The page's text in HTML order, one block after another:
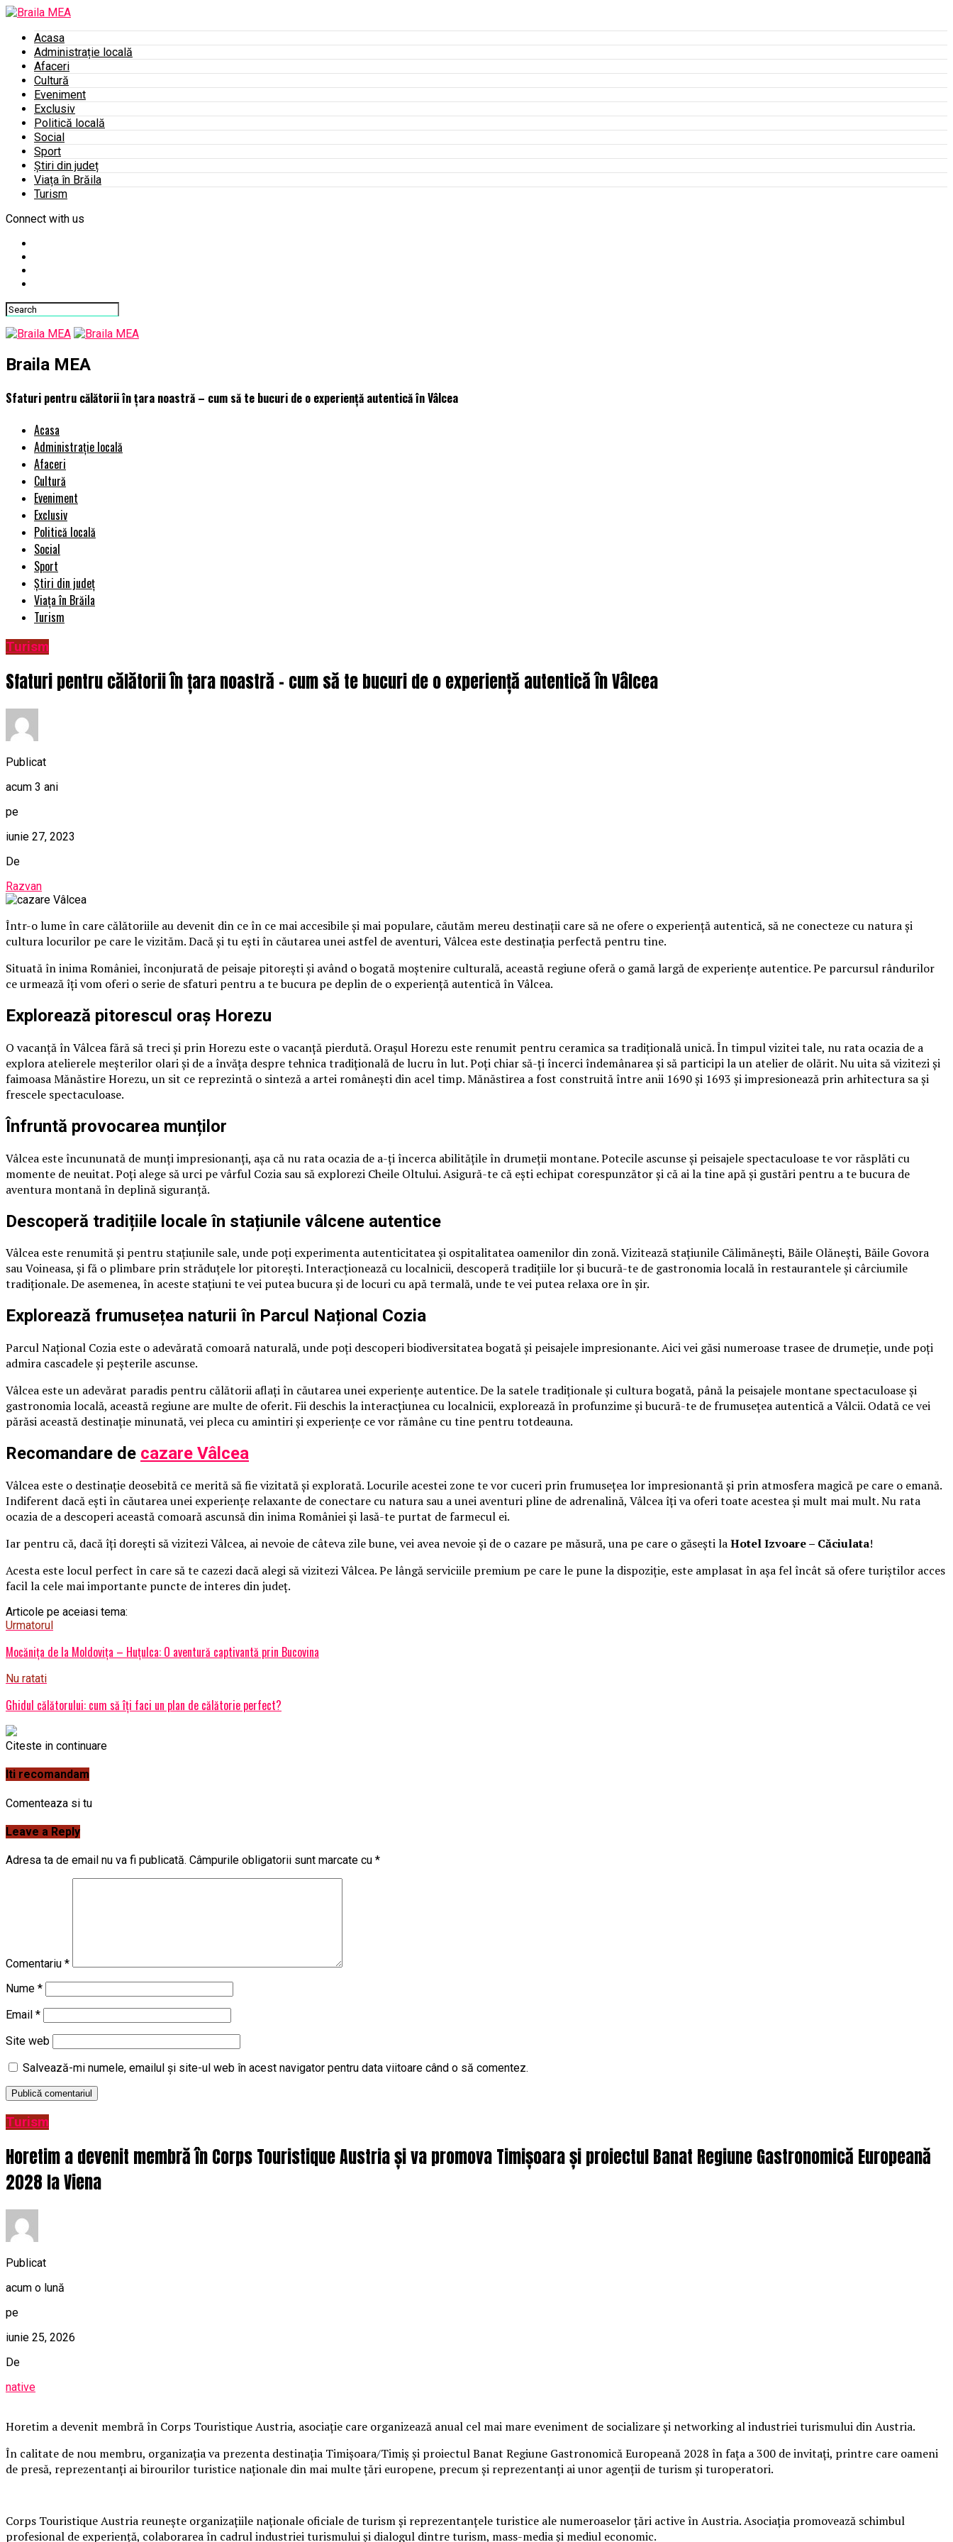
Acasa
Administrație locală
Afaceri
Cultură
Eveniment
Exclusiv
Politică locală
Social
Sport
Știri din județ
Viața în Brăila
Turism
Connect with us
Braila MEA
Sfaturi pentru călătorii în țara noastră – cum să te bucuri de o experiență autentică în Vâlcea
Acasa
Administrație locală
Afaceri
Cultură
Eveniment
Exclusiv
Politică locală
Social
Sport
Știri din județ
Viața în Brăila
Turism
Turism
Sfaturi pentru călătorii în țara noastră – cum să te bucuri de o experiență autentică în Vâlcea
Publicat
acum 3 ani
pe
iunie 27, 2023
De
Razvan
Într-o lume în care călătoriile au devenit din ce în ce mai accesibile și mai populare, căutăm mereu destinații care să ne ofere o experiență autentică, să ne conecteze cu natura și
cultura locurilor pe care le vizităm. Dacă și tu ești în căutarea unei astfel de aventuri, Vâlcea este destinația perfectă pentru tine.
Situată în inima României, înconjurată de peisaje pitorești și având o bogată moștenire culturală, această regiune oferă o gamă largă de experiențe autentice. Pe parcursul rândurilor
ce urmează îți vom oferi o serie de sfaturi pentru a te bucura pe deplin de o experiență autentică în Vâlcea.
Explorează pitorescul oraș Horezu
O vacanță în Vâlcea fără să treci și prin Horezu este o vacanță pierdută. Orașul Horezu este renumit pentru ceramica sa tradițională unică. În timpul vizitei tale, nu rata ocazia de a
explora atelierele meșterilor olari și de a învăța despre tehnica tradițională de lucru în lut. Poți chiar să-ți încerci îndemânarea și să participi la un atelier de olărit. Nu uita să vizitezi și
faimoasa Mănăstire Horezu, un sit ce reprezintă o sinteză a artei românești din acel timp. Mănăstirea a fost construită între anii 1690 și 1693 și impresionează prin arhitectura sa și
frescele spectaculoase.
Înfruntă provocarea munților
Vâlcea este încununată de munți impresionanți, așa că nu rata ocazia de a-ți încerca abilitățile în drumeții montane. Potecile ascunse și peisajele spectaculoase te vor răsplăti cu
momente de neuitat. Poți alege să urci pe vârful Cozia sau să explorezi Cheile Oltului. Asigură-te că ești echipat corespunzător și că ai la tine apă și gustări pentru a te bucura de
aventura montană în deplină siguranță.
Descoperă tradițiile locale în stațiunile vâlcene autentice
Vâlcea este renumită și pentru stațiunile sale, unde poți experimenta autenticitatea și ospitalitatea oamenilor din zonă. Vizitează stațiunile Călimănești, Băile Olănești, Băile Govora
sau Voineasa, și fă o plimbare prin străduțele lor pitorești. Interacționează cu localnicii, descoperă tradițiile lor și bucură-te de gastronomia locală în restaurantele și cârciumile
tradiționale. De asemenea, în aceste stațiuni te vei putea bucura și de locuri cu apă termală, unde te vei putea relaxa ore în șir.
Explorează frumusețea naturii în Parcul Național Cozia
Parcul Național Cozia este o adevărată comoară naturală, unde poți descoperi biodiversitatea bogată și peisajele impresionante. Aici vei găsi numeroase trasee de drumeție, unde poți
admira cascadele și peșterile ascunse.
Vâlcea este un adevărat paradis pentru călătorii aflaţi în căutarea unei experiențe autentice. De la satele tradiționale și cultura bogată, până la peisajele montane spectaculoase și
gastronomia locală, această regiune are multe de oferit. Fii deschis la interacțiunea cu localnicii, explorează în profunzime și bucură-te de frumusețea autentică a Vâlcii. Odată ce vei
părăsi această destinație minunată, vei pleca cu amintiri și experiențe ce vor rămâne cu tine pentru totdeauna.
Recomandare de cazare Vâlcea
Vâlcea este o destinație deosebită ce merită să fie vizitată și explorată. Locurile acestei zone te vor cuceri prin frumusețea lor impresionantă și prin atmosfera magică pe care o emană.
Indiferent dacă ești în căutarea unei experiențe relaxante de conectare cu natura sau a unei aventuri pline de adrenalină, Vâlcea îți va oferi toate acestea și mult mai mult. Nu rata
ocazia de a descoperi această comoară ascunsă din inima României și lasă-te purtat de farmecul ei.
Iar pentru că, dacă îți dorești să vizitezi Vâlcea, ai nevoie de câteva zile bune, vei avea nevoie și de o cazare pe măsură, una pe care o găseşti laHotel Izvoare – Căciulata!
Acesta este locul perfect în care să te cazezi dacă alegi să vizitezi Vâlcea. Pe lângă serviciile premium pe care le pune la dispoziție, este amplasat în așa fel încât să ofere turiștilor acces
facil la cele mai importante puncte de interes din județ.
Articole pe aceiasi tema:
Urmatorul
Mocănița de la Moldovița – Huțulca: O aventură captivantă prin Bucovina
Nu ratati
Ghidul călătorului: cum să îți faci un plan de călătorie perfect?
Citeste in continuare
Iti recomandam
Comenteaza si tu
Leave a Reply
Adresa ta de email nu va fi publicată. Câmpurile obligatorii sunt marcate cu *
Comentariu *
Nume *
Email *
Site web
Salvează-mi numele, emailul și site-ul web în acest navigator pentru data viitoare când o să comentez.
Turism
Horetim a devenit membră în Corps Touristique Austria și va promova Timișoara și proiectul Banat Regiune Gastronomică Europeană
2028 la Viena
Publicat
acum o lună
pe
iunie 25, 2026
De
native
Horetim a devenit membră în Corps Touristique Austria, asociație care organizează anual cel mai mare eveniment de socializare și networking al industriei turismului din Austria.
În calitate de nou membru, organizația va prezenta destinația Timișoara/Timiș și proiectul Banat Regiune Gastronomică Europeană 2028 în fața a 300 de invitați, printre care oameni
de presă, reprezentanți ai birourilor turistice naționale din mai multe țări europene, precum și reprezentanți ai unor agenții de turism și turoperatori.
Corps Touristique Austria reunește organizațiile naționale oficiale de turism și reprezentanțele turistice ale numeroaselor țări active în Austria. Asociația promovează schimbul
profesional de experiență, colaborarea în cadrul industriei turismului și dialogul dintre turism, mass-media și mediul economic.